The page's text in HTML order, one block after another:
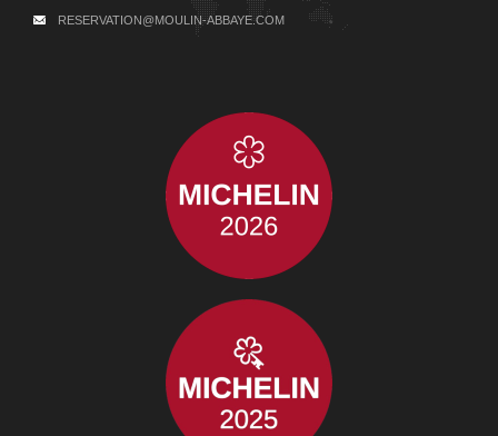
RESERVATION@MOULIN-ABBAYE.COM